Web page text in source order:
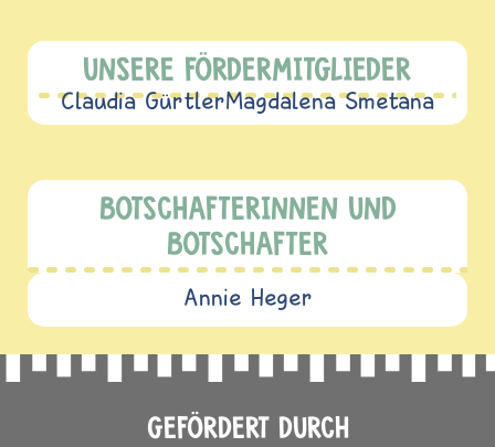
UNSERE FÖRDERMITGLIEDER
Claudia GürtlerMagdalena Smetana
BOTSCHAFTERINNEN UND
BOTSCHAFTER
Annie Heger
GEFÖRDERT DURCH